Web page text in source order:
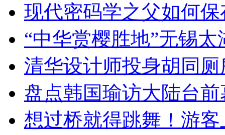
现代密码学之父如何
“中华赏樱胜地”无锡
清华设计师投身胡同
盘点韩国瑜访大陆台
想过桥就得跳舞！游客